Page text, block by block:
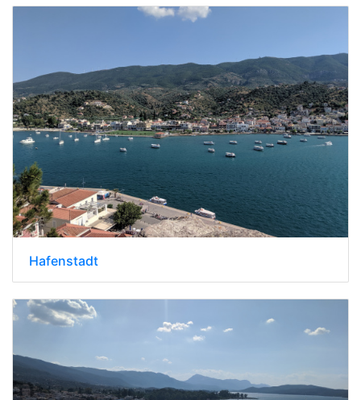
Hafenstadt